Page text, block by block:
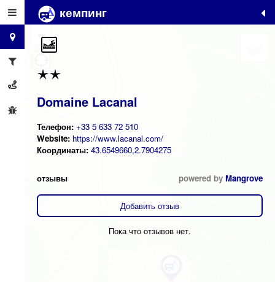
кемпинг
Domaine Lacanal
Телефон: +33 5 633 72 510
Website: https://www.lacanal.com/
Координаты: 43.6549660,2.7904275
отзывы powered by Mangrove
Добавить отзыв
Пока что отзывов нет.
+
−